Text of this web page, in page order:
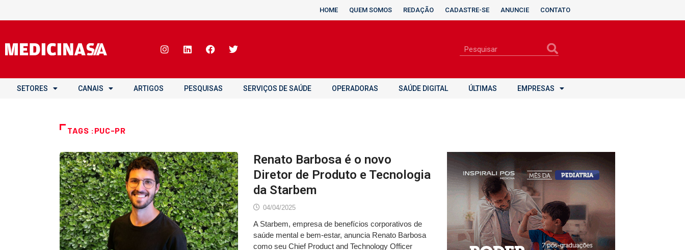
HOME QUEM SOMOS REDAÇÃO CADASTRE-SE ANUNCIE CONTATO
SETORES CANAIS ARTIGOS PESQUISAS SERVIÇOS DE SAÚDE OPERADORAS SAÚDE DIGITAL ÚLTIMAS EMPRESAS
TAGS :PUC-PR
Renato Barbosa é o novo
Diretor de Produto e Tecnologia
da Starbem
04/04/2025
A Starbem, empresa de benefícios corporativos de
saúde mental e bem-estar, anuncia Renato Barbosa
como seu Chief Product and Technology Officer